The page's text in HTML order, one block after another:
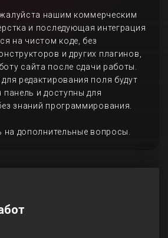
нашим коммерческим
и последующая интеграция
на чистом коде, без
и других плагинов,
сайта после сдачи работы.
редактирования поля будут
и доступны для
знаний программирования.
на дополнительные вопросы.